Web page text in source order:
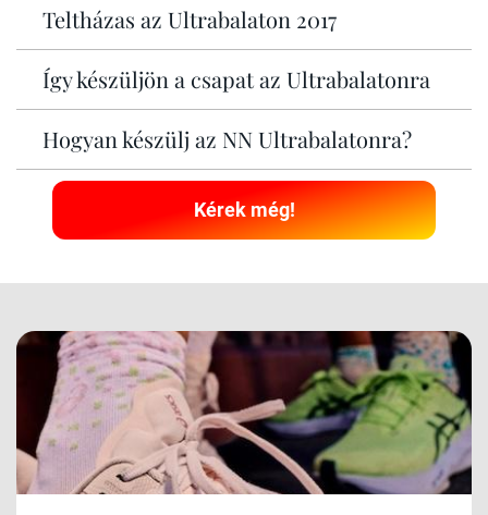
Teltházas az Ultrabalaton 2017
Így készüljön a csapat az Ultrabalatonra
Hogyan készülj az NN Ultrabalatonra?
Kérek még!